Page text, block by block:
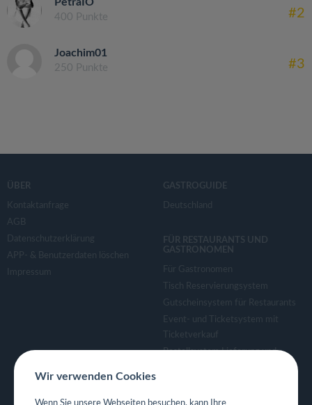
400 Punkte #2
Joachim01
250 Punkte #3
ÜBER
Kontaktanfrage
AGB
Datenschutzerklärung
APP- & Benutzerdaten löschen
Impressum
GASTROGUIDE
Deutschland
FÜR RESTAURANTS UND
GASTRONOMEN
Für Gastronomen
Tisch Reservierungsystem
Gutscheinsystem für Restaurants
Event- und Ticketsystem mit
Ticketverkauf
Bestellsystem Lieferung und
Eigene App für Restaurant
Wir verwenden Cookies